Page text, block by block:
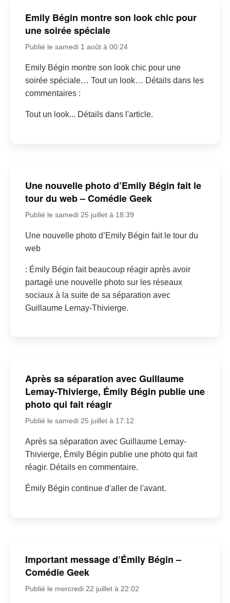
Emily Bégin montre son look chic pour
une soirée spéciale
Publié le samedi 1 août à 00:24
Emily Bégin montre son look chic pour une
soirée spéciale… Tout un look… Détails dans les
commentaires :
Tout un look... Détails dans l'article.
Une nouvelle photo d’Emily Bégin fait le
tour du web – Comédie Geek
Publié le samedi 25 juillet à 18:39
Une nouvelle photo d’Emily Bégin fait le tour du
web
: Émily Bégin fait beaucoup réagir après avoir
partagé une nouvelle photo sur les réseaux
sociaux à la suite de sa séparation avec
Guillaume Lemay-Thivierge.
Après sa séparation avec Guillaume
Lemay-Thivierge, Émily Bégin publie une
photo qui fait réagir
Publié le samedi 25 juillet à 17:12
Après sa séparation avec Guillaume Lemay-
Thivierge, Émily Bégin publie une photo qui fait
réagir. Détails en commentaire.
Émily Bégin continue d'aller de l'avant.
Important message d’Émily Bégin –
Comédie Geek
Publié le mercredi 22 juillet à 22:02